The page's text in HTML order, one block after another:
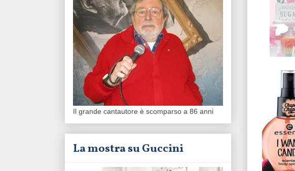
Il grande cantautore è scomparso a 86 anni
La mostra su Guccini